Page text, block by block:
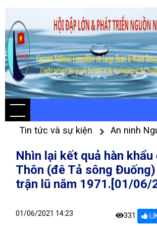
Tin tức và sự kiện An ninh
Nhìn lại kết quả hàn khẩu
Thôn (đê Tả sông
trận lũ năm 1971.[01/06/
01/06/2021 14:23 331